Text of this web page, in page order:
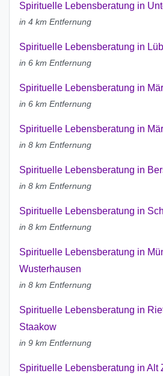
Spirituelle Lebensberatung in
in 4 km Entfernung
Spirituelle Lebensberatung in
in 6 km Entfernung
Spirituelle Lebensberatung in
in 6 km Entfernung
Spirituelle Lebensberatung in
in 8 km Entfernung
Spirituelle Lebensberatung in
in 8 km Entfernung
Spirituelle Lebensberatung in
in 8 km Entfernung
Spirituelle Lebensberatung in
Wusterhausen
in 8 km Entfernung
Spirituelle Lebensberatung in
Staakow
in 9 km Entfernung
Spirituelle Lebensberatung in Alt